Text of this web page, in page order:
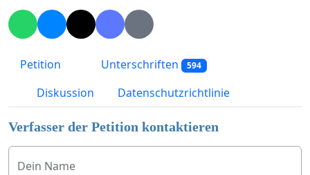
Petition Unterschriften 594
Diskussion Datenschutzrichtlinie
Verfasser der Petition kontaktieren
Dein Name